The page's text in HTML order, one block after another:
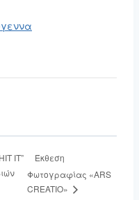
IT”
Έκθεση
Φωτογραφίας «ARS
CREATIO»